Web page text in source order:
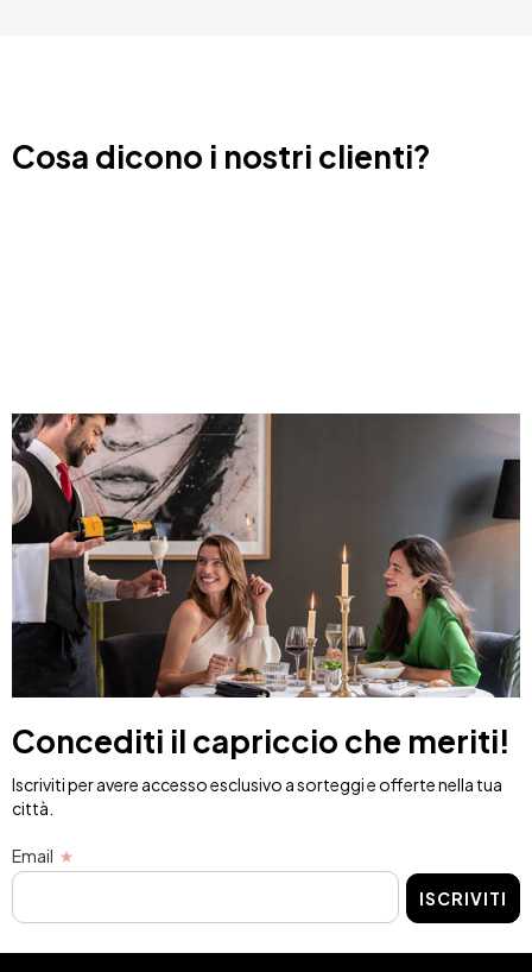
Cosa dicono i nostri clienti?
Concediti il capriccio che meriti!
Iscriviti per avere accesso esclusivo a sorteggi e offerte nella tua
città.
Email
ISCRIVITI